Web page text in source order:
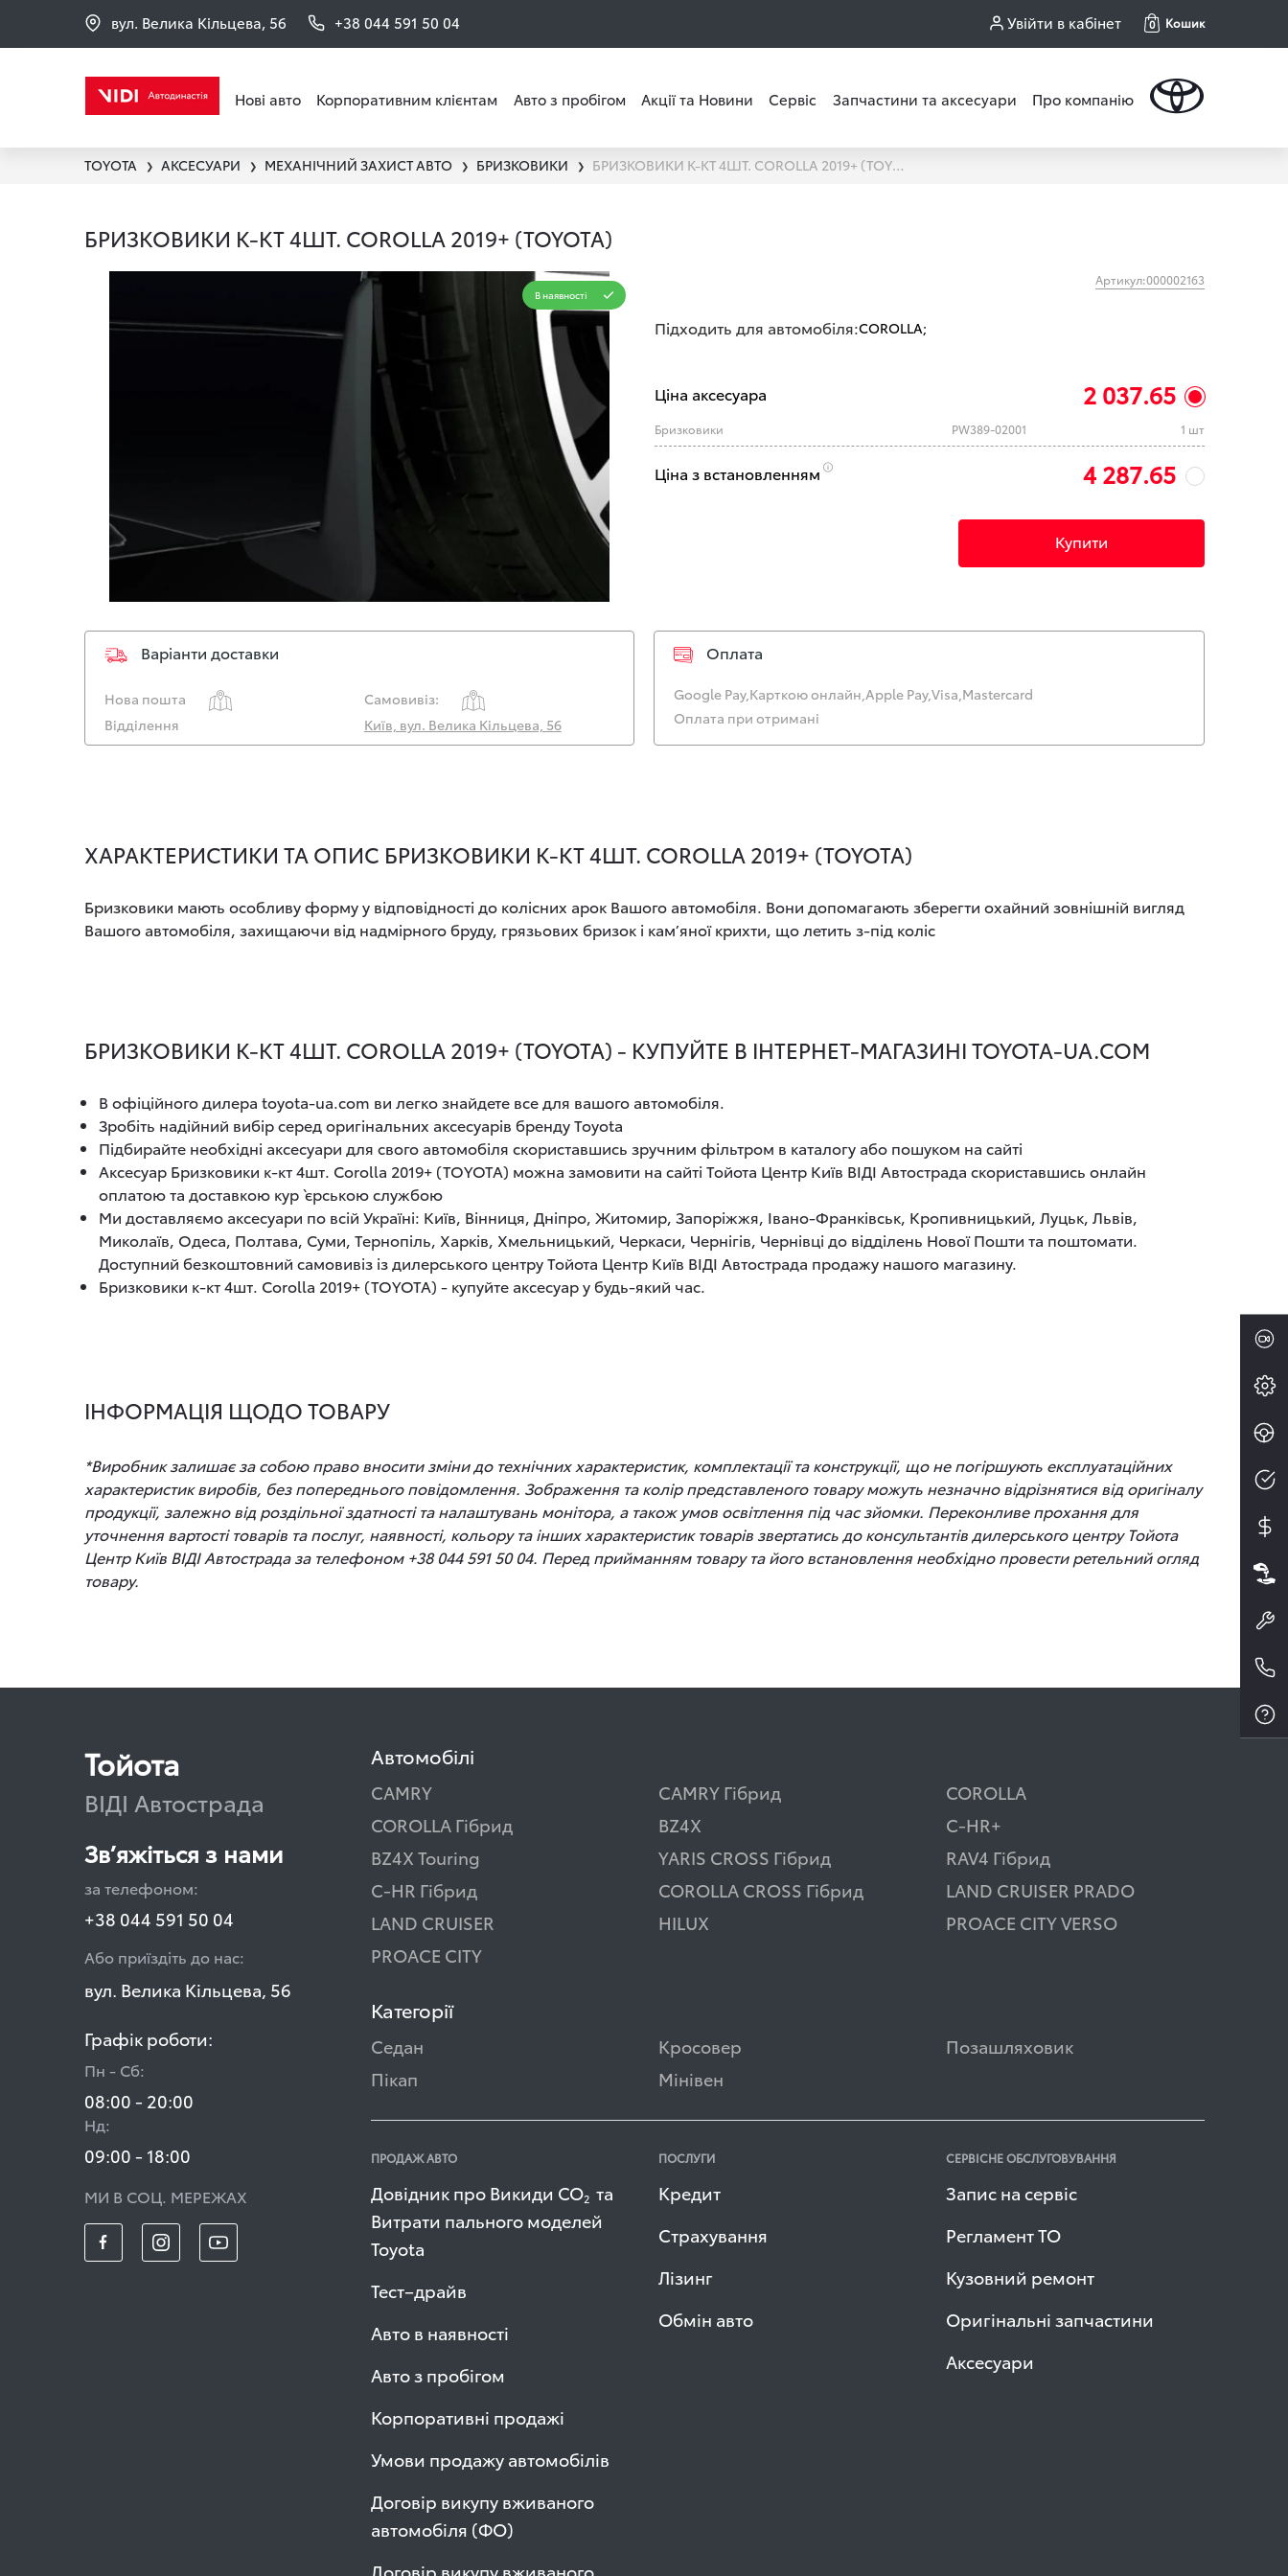
вул. Велика Кільцева, 56 +38 044 591 50 04 Увійти в кабінет 0 Кошик
Нові авто Корпоративним клієнтам Авто з пробігом Акції та Новини Сервіс Запчастини та аксесуари Про компанію
TOYOTA ❯ АКСЕСУАРИ ❯ МЕХАНІЧНИЙ ЗАХИСТ АВТО ❯ БРИЗКОВИКИ ❯ БРИЗКОВИКИ К-КТ 4ШТ. COROLLA 2019+ (TOYOTA)
БРИЗКОВИКИ К-КТ 4ШТ. COROLLA 2019+ (TOYOTA)
В наявності
Артикул:000002163
Підходить для автомобіля:COROLLA;
Ціна аксесуара 2 037.65
Бризковики PW389-02001 1 шт
Ціна з встановленням 4 287.65
Купити
Варіанти доставки
Нова пошта
Самовивіз:
Відділення
Київ, вул. Велика Кільцева, 56
Оплата
Google Pay,Карткою онлайн,Apple Pay,Visa,Mastercard
Оплата при отримані
ХАРАКТЕРИСТИКИ ТА ОПИС БРИЗКОВИКИ К-КТ 4ШТ. COROLLA 2019+ (TOYOTA)
Бризковики мають особливу форму у відповідності до колісних арок Вашого автомобіля. Вони допомагають зберегти охайний зовнішній вигляд
Вашого автомобіля, захищаючи від надмірного бруду, грязьових бризок і кам’яної крихти, що летить з-під коліс
БРИЗКОВИКИ К-КТ 4ШТ. COROLLA 2019+ (TOYOTA) - КУПУЙТЕ В ІНТЕРНЕТ-МАГАЗИНІ TOYOTA-UA.COM
В офіційного дилера toyota-ua.com ви легко знайдете все для вашого автомобіля.
Зробіть надійний вибір серед оригінальних аксесуарів бренду Toyota
Підбирайте необхідні аксесуари для свого автомобіля скориставшись зручним фільтром в каталогу або пошуком на сайті
Аксесуар Бризковики к-кт 4шт. Corolla 2019+ (TOYOTA) можна замовити на сайті Тойота Центр Київ ВІДІ Автострада скориставшись онлайн
оплатою та доставкою кур`єрською службою
Ми доставляємо аксесуари по всій Україні: Київ, Вінниця, Дніпро, Житомир, Запоріжжя, Івано-Франківськ, Кропивницький, Луцьк, Львів,
Миколаїв, Одеса, Полтава, Суми, Тернопіль, Харків, Хмельницький, Черкаси, Чернігів, Чернівці до відділень Нової Пошти та поштомати.
Доступний безкоштовний самовивіз із дилерського центру Тойота Центр Київ ВІДІ Автострада продажу нашого магазину.
Бризковики к-кт 4шт. Corolla 2019+ (TOYOTA) - купуйте аксесуар у будь-який час.
ІНФОРМАЦІЯ ЩОДО ТОВАРУ
*Виробник залишає за собою право вносити зміни до технічних характеристик, комплектації та конструкції, що не погіршують експлуатаційних
характеристик виробів, без попереднього повідомлення. Зображення та колір представленого товару можуть незначно відрізнятися від оригіналу
продукції, залежно від роздільної здатності та налаштувань монітора, а також умов освітлення під час зйомки. Переконливе прохання для
уточнення вартості товарів та послуг, наявності, кольору та інших характеристик товарів звертатись до консультантів дилерського центру Тойота
Центр Київ ВІДІ Автострада за телефоном +38 044 591 50 04. Перед прийманням товару та його встановлення необхідно провести ретельний огляд
товару.
Тойота
ВІДІ Автострада
Зв’яжіться з нами
за телефоном:
+38 044 591 50 04
Або приїздіть до нас:
вул. Велика Кільцева, 56
Графік роботи:
Пн - Сб:
08:00 - 20:00
Нд:
09:00 - 18:00
МИ В СОЦ. МЕРЕЖАХ
Автомобілі
CAMRY CAMRY Гібрид
COROLLA
COROLLA Гібрид
BZ4X
C-HR+
BZ4X Touring
YARIS CROSS Гібрид
RAV4 Гібрид
C-HR Гібрид
COROLLA CROSS Гібрид
LAND CRUISER PRADO
LAND CRUISER
HILUX
PROACE CITY VERSO
PROACE CITY
Категорії
Седан Кросовер
Позашляховик
Пікап
Мінівен
ПРОДАЖ АВТО
Довідник про Викиди СО2 та
Витрати пального моделей
Toyota
Тест–драйв
Авто в наявності
Авто з пробігом
Корпоративні продажі
Умови продажу автомобілів
Договір викупу вживаного
автомобіля (ФО)
Договір викупу вживаного
ПОСЛУГИ
Кредит
Страхування
Лізинг
Обмін авто
СЕРВІСНЕ ОБСЛУГОВУВАННЯ
Запис на сервіс
Регламент ТО
Кузовний ремонт
Оригінальні запчастини
Аксесуари